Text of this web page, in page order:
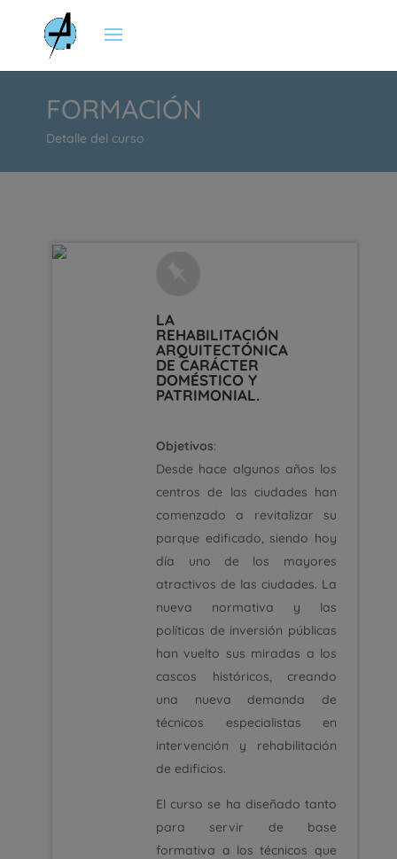
FORMACIÓN
Detalle del curso
LA
REHABILITACIÓN
ARQUITECTÓNICA
DE CARÁCTER
DOMÉSTICO Y
PATRIMONIAL.
Objetivos:
Desde hace algunos años los
centros de las ciudades han
comenzado a revitalizar su
parque edificado, siendo hoy
día uno de los mayores
atractivos de las ciudades. La
nueva normativa y las
políticas de inversión públicas
han vuelto sus miradas a los
cascos históricos, creando
una nueva demanda de
técnicos especialistas en
intervención y rehabilitación
de edificios.
El curso se ha diseñado tanto
para servir de base
formativa a los técnicos que